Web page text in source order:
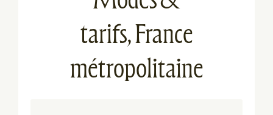
tarifs,France
métropolitaine